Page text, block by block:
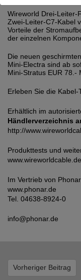
Wireworld Drei-
Zwei-Leiter-C7-Kabel
Vorteile der
der einzelnen
Die neuen
Mini-Electra sind ab
Mini-Stratus EUR 78.-
Erleben Sie die Kabel-
Erhältlich im
Händlerverzeichnis
http://
Produkttests und
www.wireworldcable.de
Im Vertrieb von
www.phonar.de
Tel. 04638-8924-0
info@phonar.de
Vorheriger Beitrag